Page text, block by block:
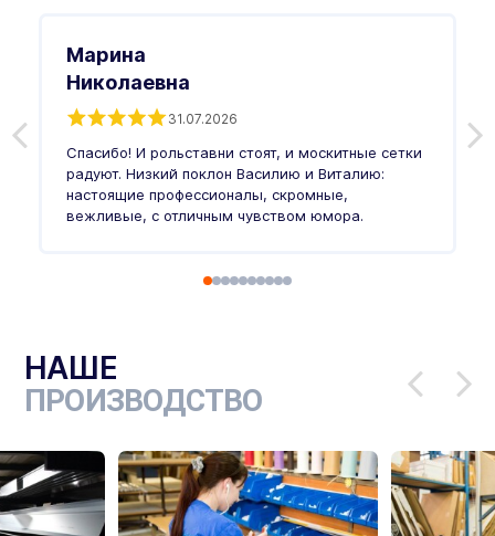
Марина
Николаевна
31.07.2026
Спасибо! И рольставни стоят, и москитные сетки
радуют. Низкий поклон Василию и Виталию:
настоящие профессионалы, скромные,
вежливые, с отличным чувством юмора.
НАШЕ
ПРОИЗВОДСТВО